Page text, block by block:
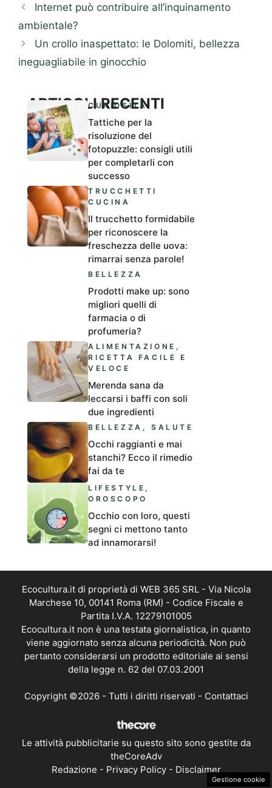
Internet può contribuire all’inquinamento
ambientale?
Un crollo inaspettato: le Dolomiti, bellezza
ineguagliabile in ginocchio
ARTICOLI RECENTI
CURIOSITÀ
Tattiche per la
risoluzione del
fotopuzzle: consigli utili
per completarli con
successo
TRUCCHETTI
CUCINA
Il trucchetto formidabile
per riconoscere la
freschezza delle uova:
rimarrai senza parole!
BELLEZZA
Prodotti make up: sono
migliori quelli di
farmacia o di
profumeria?
ALIMENTAZIONE ,
RICETTA FACILE E
VELOCE
Merenda sana da
leccarsi i baffi con soli
due ingredienti
BELLEZZA ,SALUTE
Occhi raggianti e mai
stanchi? Ecco il rimedio
fai da te
LIFESTYLE ,
OROSCOPO
Occhio con loro, questi
segni ci mettono tanto
ad innamorarsi!
Ecocultura.it di proprietà di WEB 365 SRL - Via Nicola
Marchese 10, 00141 Roma (RM) - Codice Fiscale e
Partita I.V.A. 12279101005
Ecocultura.it non è una testata giornalistica, in quanto
viene aggiornato senza alcuna periodicità. Non può
pertanto considerarsi un prodotto editoriale ai sensi
della legge n. 62 del 07.03.2001
Copyright ©2026 - Tutti i diritti riservati - Contattaci
Le attività pubblicitarie su questo sito sono gestite da
theCoreAdv
Redazione - Privacy Policy- Disclaimer
Gestione cookie